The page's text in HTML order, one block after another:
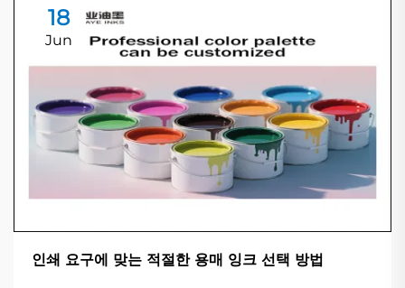
18
Jun
인쇄 요구에 맞는 적절한 용매 잉크 선택 방법